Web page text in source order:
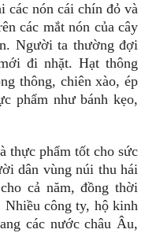
các nón cái chín đỏ và
các mắt nón của cây
Người ta thường đợi
đi nhặt. Hạt thông
thông, chiên xào, ép
phẩm như bánh kẹo,
thực phẩm tốt cho sức
dân vùng núi thu hái
cả năm, đồng thời
Nhiều công ty, hộ kinh
các nước châu Âu,